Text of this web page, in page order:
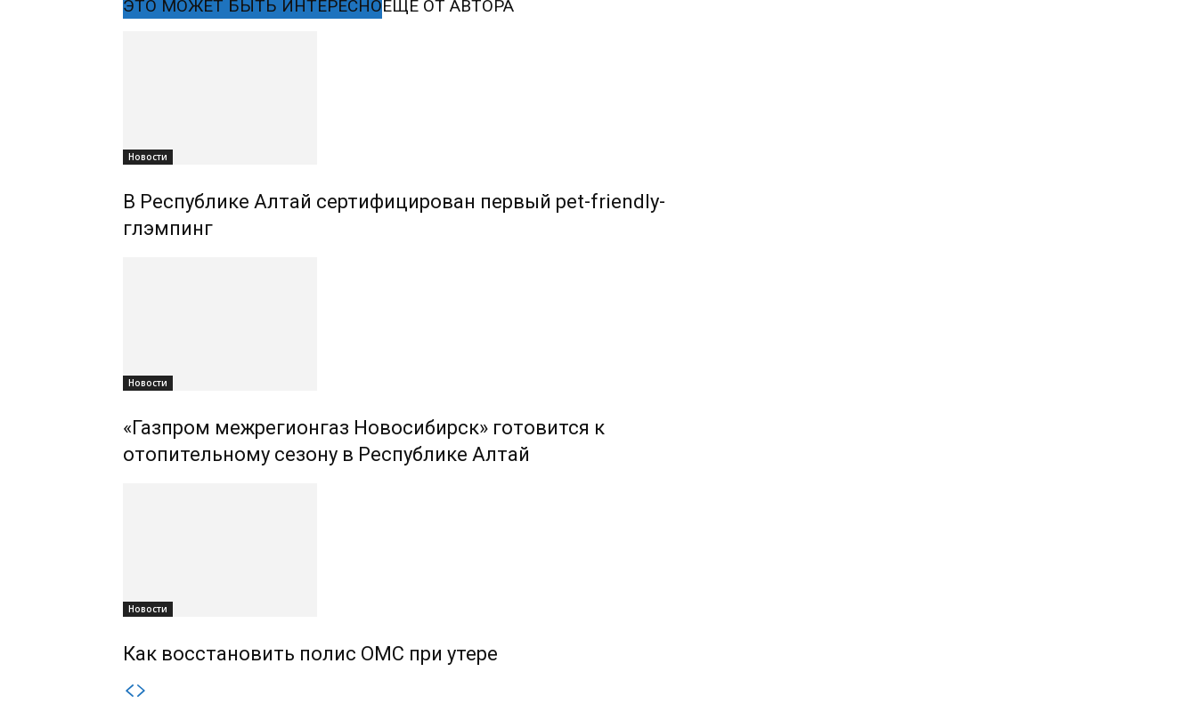
ЭТО МОЖЕТ БЫТЬ ИНТЕРЕСНОЕЩЕ ОТ АВТОРА
Новости
В Республике Алтай сертифицирован первый pet-friendly-
глэмпинг
Новости
«Газпром межрегионгаз Новосибирск» готовится к
отопительному сезону в Республике Алтай
Новости
Как восстановить полис ОМС при утере